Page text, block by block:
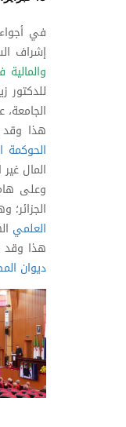
في
إشراف
والمالية
للدكتور
الجامعة،
هذا وقد
الحوكمة
المال
وعلى
العلمي
هذا وقد
ديوان